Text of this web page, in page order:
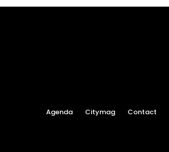
Agenda Citymag Contact